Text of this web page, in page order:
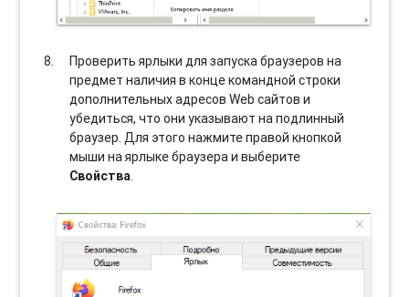
Проверить ярлыки для запуска браузеров на
предмет наличия в конце командной строки
дополнительных адресов Web сайтов и
убедиться, что они указывают на подлинный
браузер. Для этого нажмите правой кнопкой
мыши на ярлыке браузера и выберите
Свойства.